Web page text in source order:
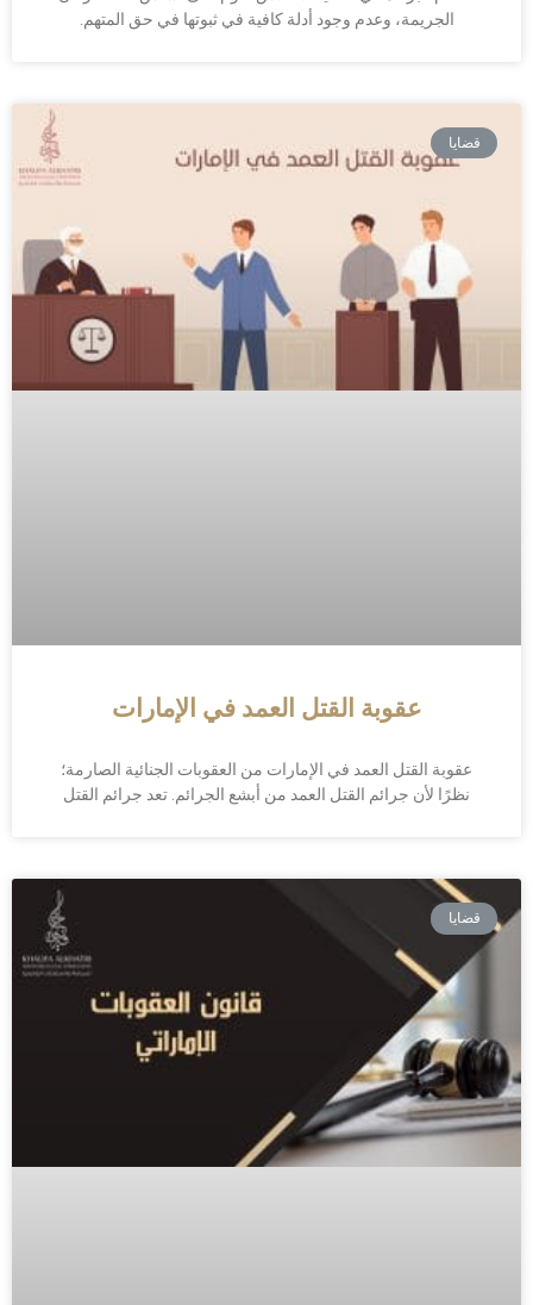
الجريمة، وعدم وجود أدلة كافية في ثبوتها في حق المتهم.
قضايا
عقوبة القتل العمد في الإمارات
عقوبة القتل العمد في الإمارات من العقوبات الجنائية الصارمة؛
نظرًا لأن جرائم القتل العمد من أبشع الجرائم. تعد جرائم القتل
قضايا